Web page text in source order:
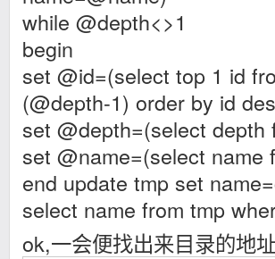
while @depth<>1
begin
set @id=(select top 1 id
(@depth-1) order by id
set @depth=(select
set @name=(select name
end update tmp set
select name from tmp
ok,一会便找出来目录的地址